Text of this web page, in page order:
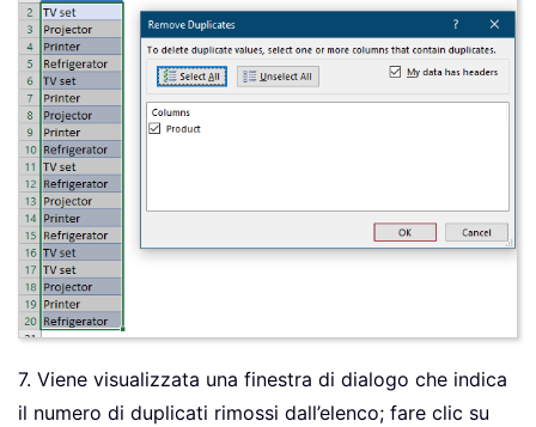
7. Viene visualizzata una finestra di dialogo che indica
il numero di duplicati rimossi dall’elenco; fare clic su